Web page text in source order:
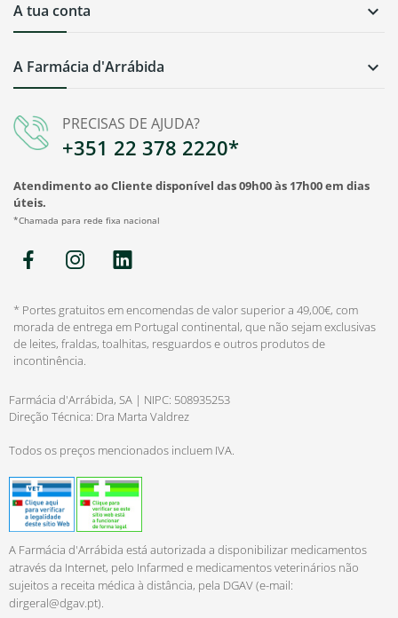
PRECISAS DE AJUDA?
+351 22 378 2220*
Atendimento ao Cliente disponível das 09h00 às 17h00 em dias
úteis.
*Chamada para rede fixa nacional
A Farmácia d'Arrábida 
A tua conta 
* Portes gratuitos em encomendas de valor superior a 49,00€, com
morada de entrega em Portugal continental, que não sejam exclusivas
de leites, fraldas, toalhitas, resguardos e outros produtos de
incontinência.
Farmácia d'Arrábida, SA | NIPC: 508935253
Direção Técnica: Dra Marta Valdrez
Todos os preços mencionados incluem IVA.
A Farmácia d'Arrábida está autorizada a disponibilizar medicamentos
através da Internet, pelo Infarmed e medicamentos veterinários não
sujeitos a receita médica à distância, pela DGAV (e-mail:
dirgeral@dgav.pt).